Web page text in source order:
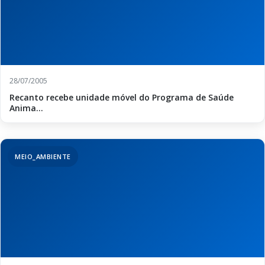
28/07/2005
Recanto recebe unidade móvel do Programa de Saúde
Anima...
MEIO_AMBIENTE